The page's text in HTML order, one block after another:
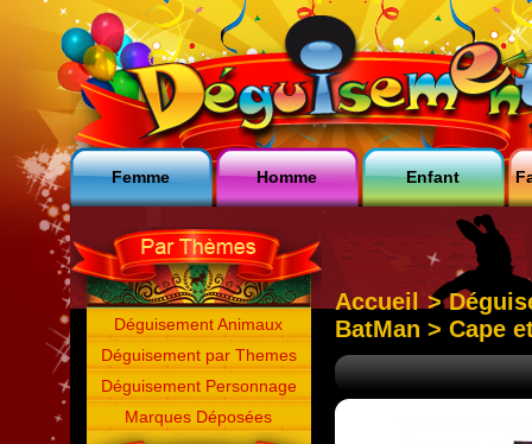
Femme Homme Enfant
Déguisement Animaux
Déguisement par Themes
Déguisement Personnage
Marques Déposées
Accueil >
BatMan > Cape